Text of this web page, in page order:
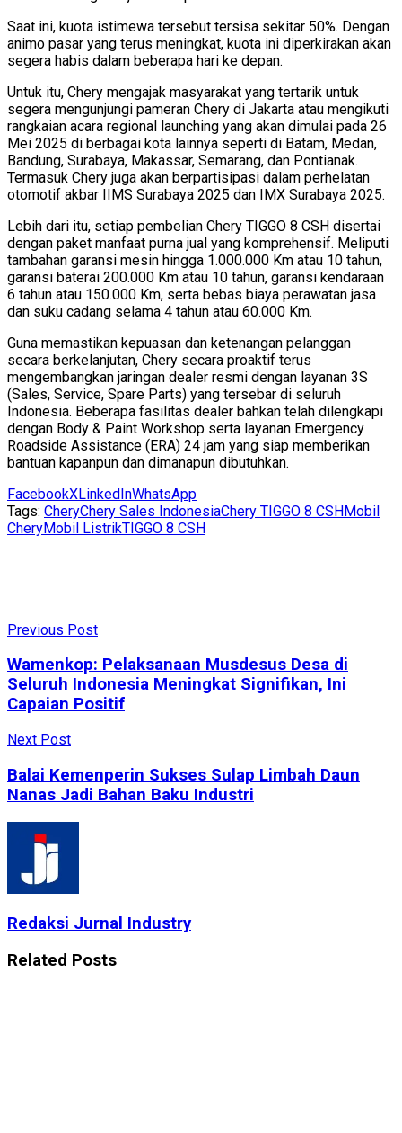
Saat ini, kuota istimewa tersebut tersisa sekitar 50%. Dengan
animo pasar yang terus meningkat, kuota ini diperkirakan akan
segera habis dalam beberapa hari ke depan.
Untuk itu, Chery mengajak masyarakat yang tertarik untuk
segera mengunjungi pameran Chery di Jakarta atau mengikuti
rangkaian acara regional launching yang akan dimulai pada 26
Mei 2025 di berbagai kota lainnya seperti di Batam, Medan,
Bandung, Surabaya, Makassar, Semarang, dan Pontianak.
Termasuk Chery juga akan berpartisipasi dalam perhelatan
otomotif akbar IIMS Surabaya 2025 dan IMX Surabaya 2025.
Lebih dari itu, setiap pembelian Chery TIGGO 8 CSH disertai
dengan paket manfaat purna jual yang komprehensif. Meliputi
tambahan garansi mesin hingga 1.000.000 Km atau 10 tahun,
garansi baterai 200.000 Km atau 10 tahun, garansi kendaraan
6 tahun atau 150.000 Km, serta bebas biaya perawatan jasa
dan suku cadang selama 4 tahun atau 60.000 Km.
Guna memastikan kepuasan dan ketenangan pelanggan
secara berkelanjutan, Chery secara proaktif terus
mengembangkan jaringan dealer resmi dengan layanan 3S
(Sales, Service, Spare Parts) yang tersebar di seluruh
Indonesia. Beberapa fasilitas dealer bahkan telah dilengkapi
dengan Body & Paint Workshop serta layanan Emergency
Roadside Assistance (ERA) 24 jam yang siap memberikan
bantuan kapanpun dan dimanapun dibutuhkan.
FacebookXLinkedInWhatsApp
Tags: CheryChery Sales IndonesiaChery TIGGO 8 CSHMobil
CheryMobil ListrikTIGGO 8 CSH
Previous Post
Wamenkop: Pelaksanaan Musdesus Desa di
Seluruh Indonesia Meningkat Signifikan, Ini
Capaian Positif
Next Post
Balai Kemenperin Sukses Sulap Limbah Daun
Nanas Jadi Bahan Baku Industri
Redaksi Jurnal Industry
Related Posts